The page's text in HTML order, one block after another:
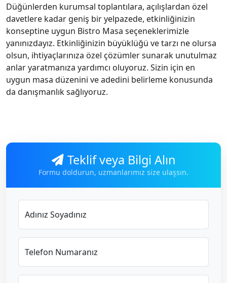
Düğünlerden kurumsal toplantılara, açılışlardan özel
davetlere kadar geniş bir yelpazede, etkinliğinizin
konseptine uygun Bistro Masa seçeneklerimizle
yanınızdayız. Etkinliğinizin büyüklüğü ve tarzı ne olursa
olsun, ihtiyaçlarınıza özel çözümler sunarak unutulmaz
anlar yaratmanıza yardımcı oluyoruz. Sizin için en
uygun masa düzenini ve adedini belirleme konusunda
da danışmanlık sağlıyoruz.
Teklif veya Bilgi Alın
Formu doldurun, uzmanlarımız size ulaşsın.
Adınız Soyadınız
Telefon Numaranız